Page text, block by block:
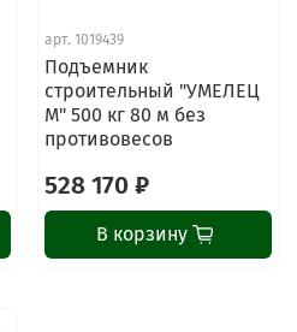
арт. 1019439
Подъемник
строительный "УМЕЛЕЦ
М" 500 кг 80 м без
противовесов
528 170 ₽
В корзину